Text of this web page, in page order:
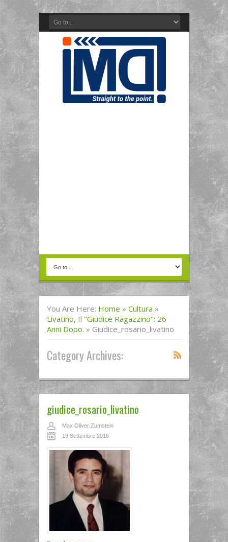
You Are Here: Home » Cultura »
Livatino, Il "giudice Ragazzino": 26
Anni Dopo. » Giudice_rosario_livatino
Category Archives:
giudice_rosario_livatino
Max Oliver Zumstein
19 Settembre 2016